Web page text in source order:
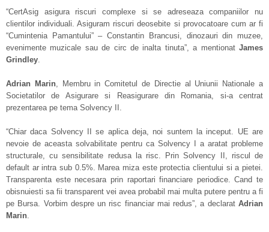
“CertAsig asigura riscuri complexe si se adreseaza companiilor nu
clientilor individuali. Asiguram riscuri deosebite si provocatoare cum ar fi
“Cumintenia Pamantului” – Constantin Brancusi, dinozauri din muzee,
evenimente muzicale sau de circ de inalta tinuta”, a mentionat James
Grindley.
Adrian Marin, Membru in Comitetul de Directie al Uniunii Nationale a
Societatilor de Asigurare si Reasigurare din Romania, si-a centrat
prezentarea pe tema Solvency II.
“Chiar daca Solvency II se aplica deja, noi suntem la inceput. UE are
nevoie de aceasta solvabilitate pentru ca Solvency I a aratat probleme
structurale, cu sensibilitate redusa la risc. Prin Solvency II, riscul de
default ar intra sub 0.5%. Marea miza este protectia clientului si a pietei.
Transparenta este necesara prin raportari financiare periodice. Cand te
obisnuiesti sa fii transparent vei avea probabil mai multa putere pentru a fi
pe Bursa. Vorbim despre un risc financiar mai redus”, a declarat Adrian
Marin.